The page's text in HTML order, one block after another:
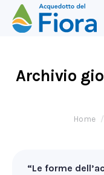
Archivio
Tu sei
Home
“Le forme